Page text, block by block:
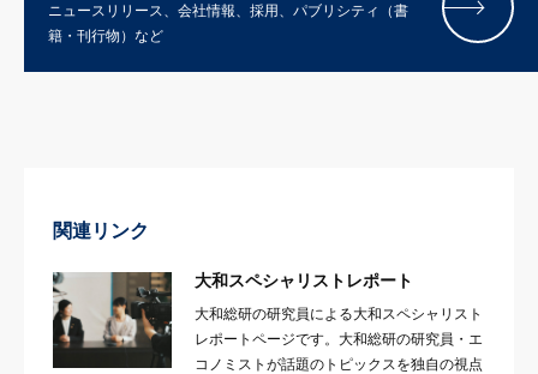
ニュースリリース、会社情報、採用、パブリシティ（書
籍・刊行物）など
関連リンク
大和スペシャリストレポート
大和総研の研究員による大和スペシャリスト
レポートページです。大和総研の研究員・エ
コノミストが話題のトピックスを独自の視点